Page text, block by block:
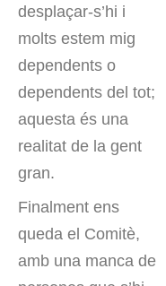
desplaçar-s’hi i
molts estem mig
dependents o
dependents del tot;
aquesta és una
realitat de la gent
gran.
Finalment ens
queda el Comitè,
amb una manca de